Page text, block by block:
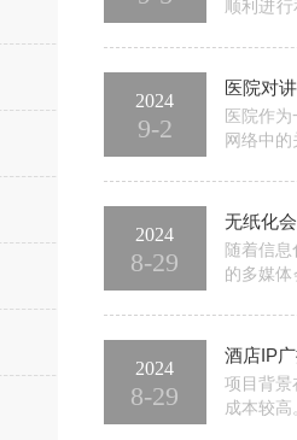
顺利进
其次，它
2024
9-2
医院对
医院作
网络中
功能可以
2024
8-29
无纸化
随着信
的多媒
的工作量
2024
8-29
酒店IP
项目背景
成本较